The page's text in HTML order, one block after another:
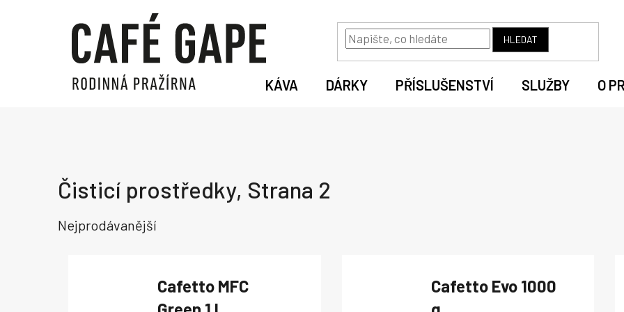
HLEDAT
KÁVA DÁRKY PŘÍSLUŠENSTVÍ SLUŽBY O
Čisticí prostředky, Strana 2
Nejprodávanější
Cafetto MFC
Cafetto Evo 1000